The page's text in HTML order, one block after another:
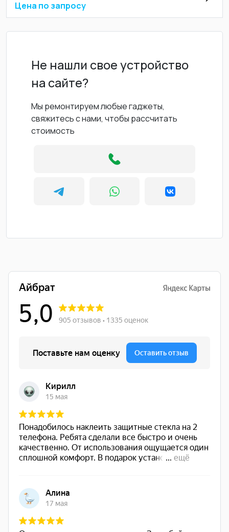
Цена по запросу
Не нашли свое устройство
на сайте?
Мы ремонтируем любые гаджеты,
свяжитесь с нами, чтобы рассчитать
стоимость